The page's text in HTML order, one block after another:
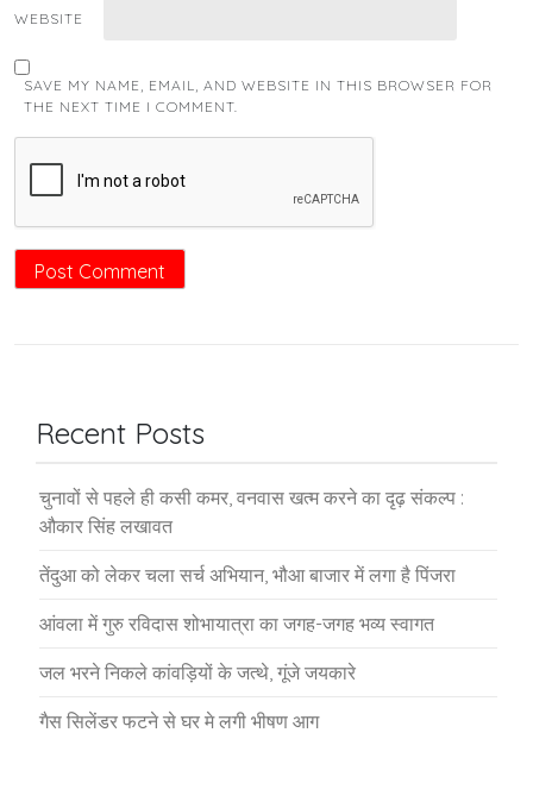
WEBSITE
SAVE MY NAME, EMAIL, AND WEBSITE IN THIS BROWSER FOR
THE NEXT TIME I COMMENT.
Recent Posts
चुनावों से पहले ही कसी कमर, वनवास खत्म करने का दृढ़ संकल्प :
औकार सिंह लखावत
तेंदुआ को लेकर चला सर्च अभियान, भौआ बाजार में लगा है पिंजरा
आंवला में गुरु रविदास शोभायात्रा का जगह-जगह भव्य स्वागत
जल भरने निकले कांवड़ियों के जत्थे, गूंजे जयकारे
गैस सिलेंडर फटने से घर मे लगी भीषण आग